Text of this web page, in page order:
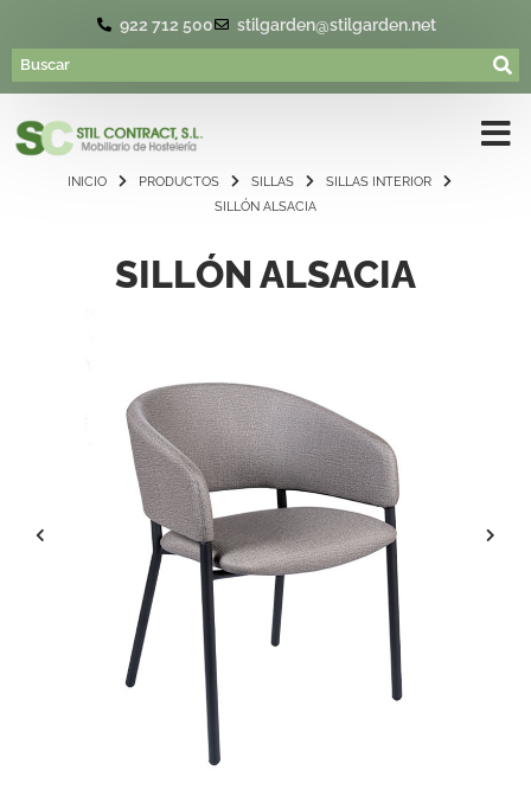
922 712 500 stilgarden@stilgarden.net
INICIO PRODUCTOS SILLAS
SILLAS INTERIOR
SILLÓN ALSACIA
SILLÓN ALSACIA